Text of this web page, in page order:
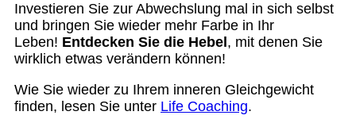
Investieren Sie zur Abwechslung mal in sich selbst
und bringen Sie wieder mehr Farbe in Ihr
Leben! Entdecken Sie die Hebel , mit denen Sie
wirklich etwas verändern können!
Wie Sie wieder zu Ihrem inneren Gleichgewicht
finden, lesen Sie unter Life Coaching.